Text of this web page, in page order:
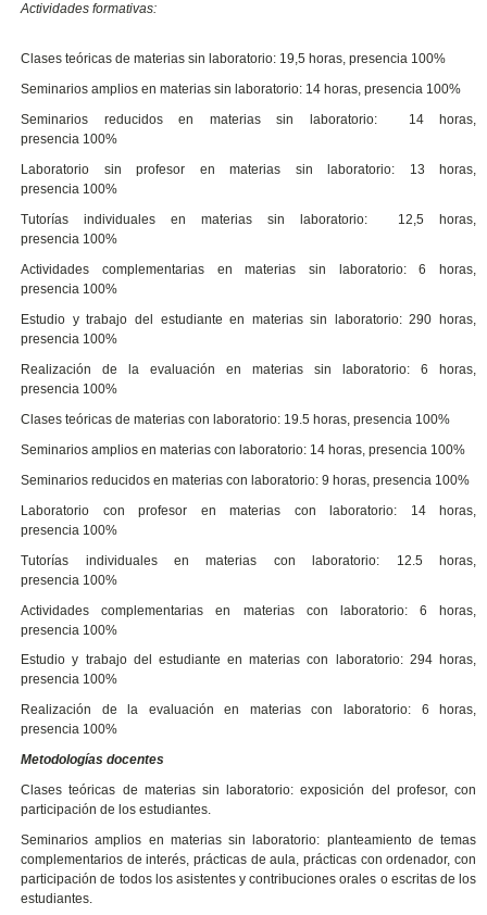
Actividades formativas:
Clases teóricas de materias sin laboratorio: 19,5 horas, presencia 100%
Seminarios amplios en materias sin laboratorio: 14 horas, presencia 100%
Seminarios reducidos en materias sin laboratorio: 14 horas,
presencia 100%
Laboratorio sin profesor en materias sin laboratorio: 13 horas,
presencia 100%
Tutorías individuales en materias sin laboratorio: 12,5 horas,
presencia 100%
Actividades complementarias en materias sin laboratorio: 6 horas,
presencia 100%
Estudio y trabajo del estudiante en materias sin laboratorio: 290 horas,
presencia 100%
Realización de la evaluación en materias sin laboratorio: 6 horas,
presencia 100%
Clases teóricas de materias con laboratorio: 19.5 horas, presencia 100%
Seminarios amplios en materias con laboratorio: 14 horas, presencia 100%
Seminarios reducidos en materias con laboratorio: 9 horas, presencia 100%
Laboratorio con profesor en materias con laboratorio: 14 horas,
presencia 100%
Tutorías individuales en materias con laboratorio: 12.5 horas,
presencia 100%
Actividades complementarias en materias con laboratorio: 6 horas,
presencia 100%
Estudio y trabajo del estudiante en materias con laboratorio: 294 horas,
presencia 100%
Realización de la evaluación en materias con laboratorio: 6 horas,
presencia 100%
Metodologías docentes
Clases teóricas de materias sin laboratorio: exposición del profesor, con
participación de los estudiantes.
Seminarios amplios en materias sin laboratorio: planteamiento de temas
complementarios de interés, prácticas de aula, prácticas con ordenador, con
participación de todos los asistentes y contribuciones orales o escritas de los
estudiantes.